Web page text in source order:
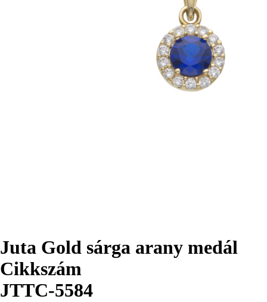
Juta Gold sárga arany medál
Cikkszám
JTTC-5584